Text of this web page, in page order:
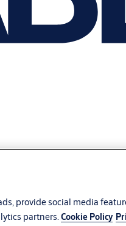
provide social media
partners.Cookie Policy